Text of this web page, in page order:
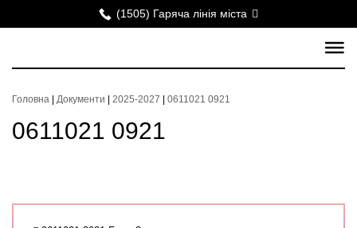
(1505) Гаряча лінія міста
Головна Документи 2025-2027 0611021 0921
0611021 0921